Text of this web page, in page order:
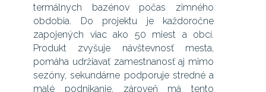
termálnych bazénov počas zimného
obdobia. Do projektu je každoročne
zapojených viac ako 50 miest a obcí.
Produkt zvyšuje návštevnosť mesta,
pomáha udržiavať zamestnanosť aj mimo
sezóny, sekundárne podporuje stredné a
malé podnikanie, zároveň má tento